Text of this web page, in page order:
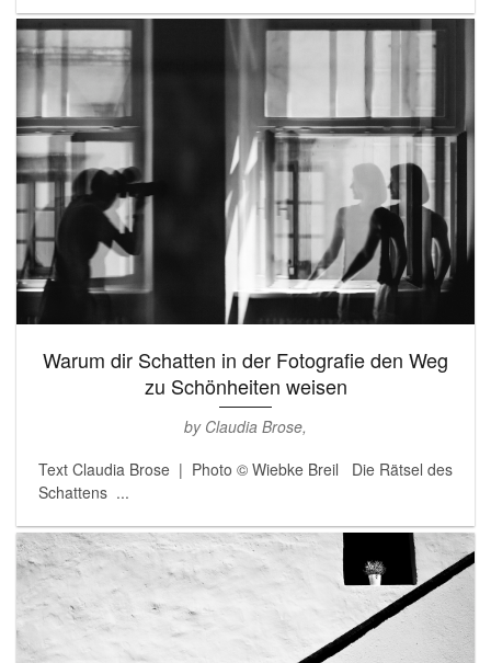
Warum dir Schatten in der Fotografie den Weg
zu Schönheiten weisen
by Claudia Brose,
Text Claudia Brose | Photo © Wiebke Breil Die Rätsel des
Schattens ...